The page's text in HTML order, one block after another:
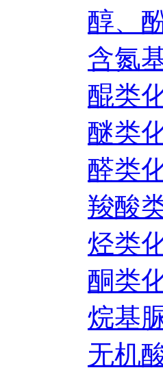
醇、
含氮
醌类
醚类
醛类
羧酸
烃类
酮类
烷基
无机